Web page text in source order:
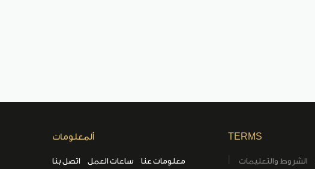
ألمعلومات
اتصل بنا ساعات العمل معلومات عنا
TERMS
الشروط والتعليمات